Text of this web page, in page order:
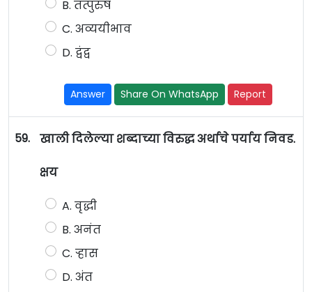
B. तत्पुरुष
C. अव्ययीभाव
D. द्वंद्व
Answer Share On WhatsApp Report
59. खाली दिलेल्या शब्दाच्या विरुद्ध अर्थाचे पर्याय निवड.
क्षय
A. वृद्धी
B. अनंत
C. ऱ्हास
D. अंत